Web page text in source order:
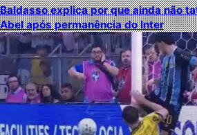
Baldasso explica por que ainda não
Abel após permanência do Inter